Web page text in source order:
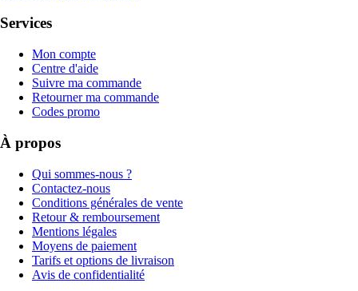
Services
Mon compte
Centre d'aide
Suivre ma commande
Retourner ma commande
Codes promo
À propos
Qui sommes-nous ?
Contactez-nous
Conditions générales de vente
Retour & remboursement
Mentions légales
Moyens de paiement
Tarifs et options de livraison
Avis de confidentialité